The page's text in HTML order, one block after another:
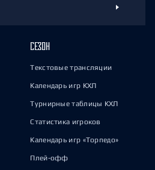
СЕЗОН
Текстовые трансляции
Календарь игр КХЛ
Турнирные таблицы КХЛ
Статистика игроков
Календарь игр «Торпедо»
Плей-офф